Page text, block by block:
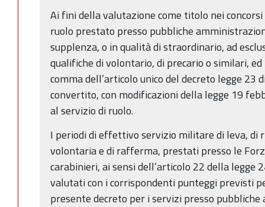
Ai fini della valutazione come titolo nei
ruolo prestato presso pubbliche
supplenza, o in qualità di straordinario, ad
qualifiche di volontario, di precario o similari,
comma dell’articolo unico del decreto legge 23
convertito, con modificazioni della legge 19
al servizio di ruolo.
I periodi di effettivo servizio militare di leva, di
volontaria e di rafferma, prestati presso le
carabinieri, ai sensi dell’articolo 22 della legge
valutati con i corrispondenti punteggi previsti
presente decreto per i servizi presso